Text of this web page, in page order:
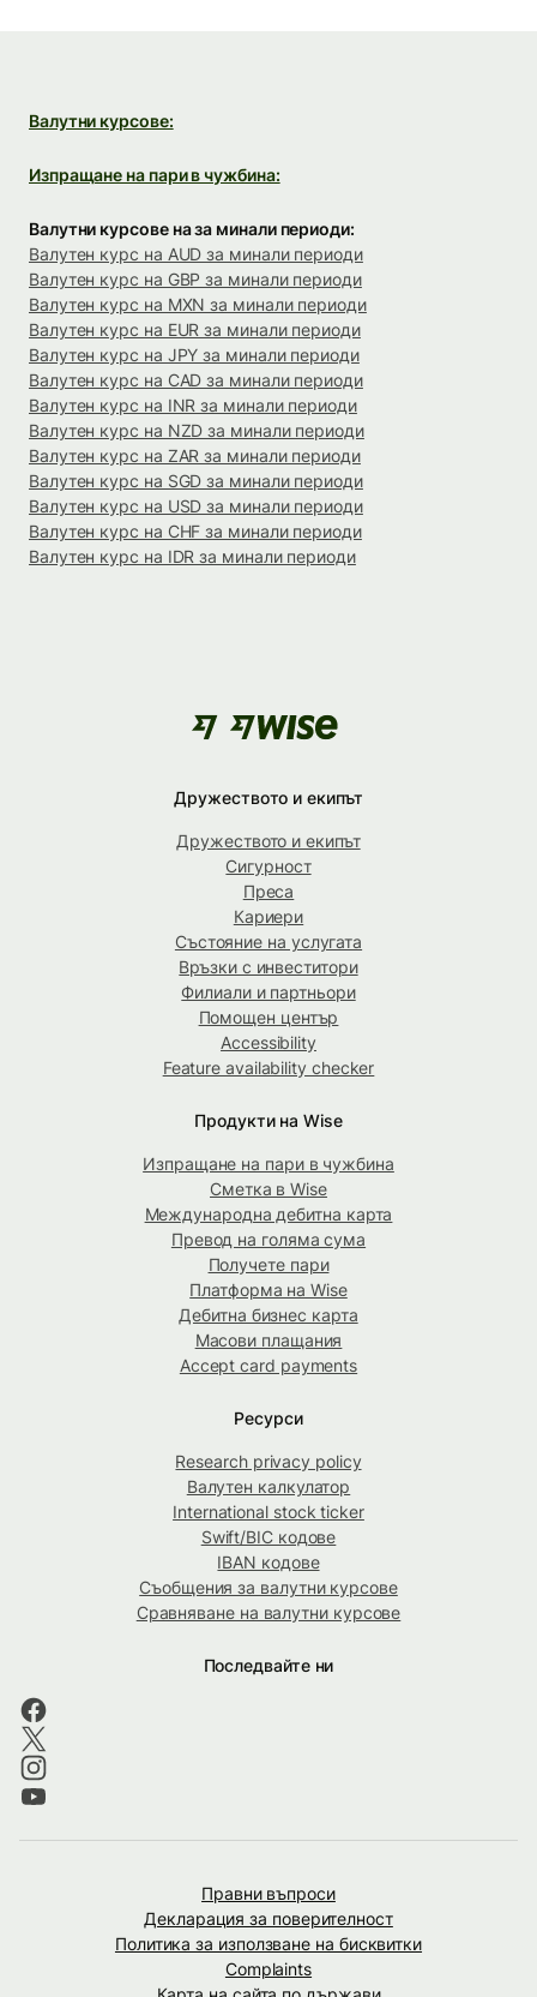
Валутни курсове:
Изпращане на пари в чужбина:
Валутни курсове на за минали периоди:
Валутен курс на AUD за минали периоди
Валутен курс на GBP за минали периоди
Валутен курс на MXN за минали периоди
Валутен курс на EUR за минали периоди
Валутен курс на JPY за минали периоди
Валутен курс на CAD за минали периоди
Валутен курс на INR за минали периоди
Валутен курс на NZD за минали периоди
Валутен курс на ZAR за минали периоди
Валутен курс на SGD за минали периоди
Валутен курс на USD за минали периоди
Валутен курс на CHF за минали периоди
Валутен курс на IDR за минали периоди
Дружеството и екипът
Дружеството и екипът
Сигурност
Преса
Кариери
Състояние на услугата
Връзки с инвеститори
Филиали и партньори
Помощен център
Accessibility
Feature availability checker
Продукти на Wise
Изпращане на пари в чужбина
Сметка в Wise
Международна дебитна карта
Превод на голяма сума
Получете пари
Платформа на Wise
Дебитна бизнес карта
Масови плащания
Accept card payments
Ресурси
Research privacy policy
Валутен калкулатор
International stock ticker
Swift/BIC кодове
IBAN кодове
Съобщения за валутни курсове
Сравняване на валутни курсове
Последвайте ни
Правни въпроси
Декларация за поверителност
Политика за използване на бисквитки
Complaints